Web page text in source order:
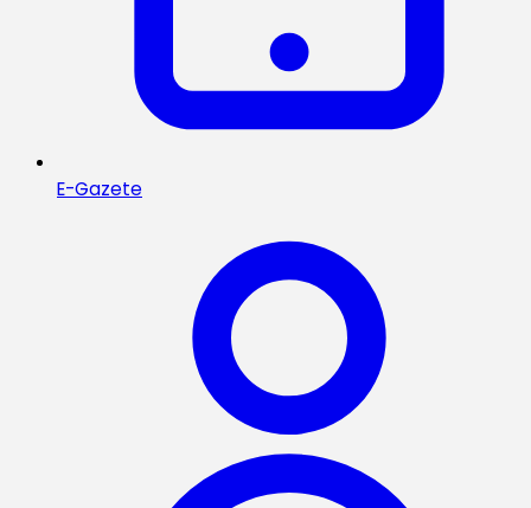
E-Gazete